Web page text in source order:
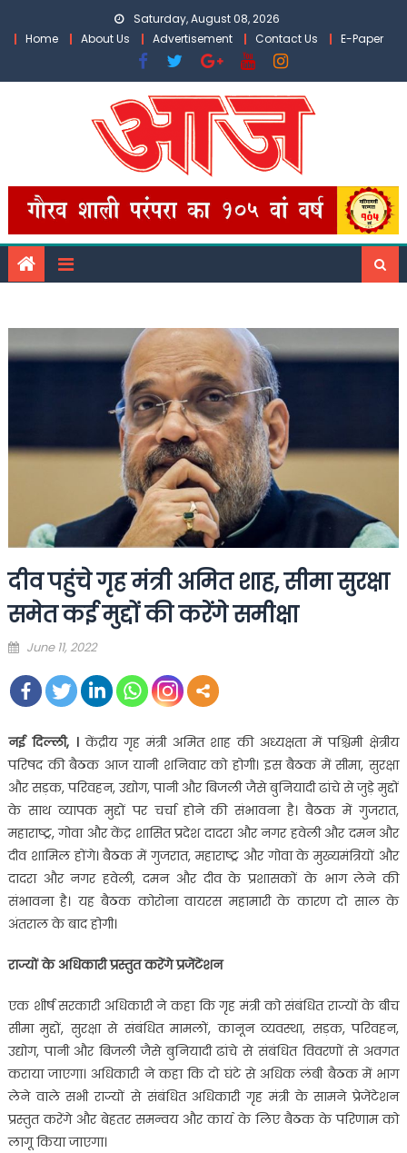
Saturday, August 08, 2026
Home
About Us Advertisement Contact Us E-Paper
दीव पहुंचे गृह मंत्री अमित शाह, सीमा सुरक्षा
समेत कई मुद्दों की करेंगे समीक्षा
Posted
June 11, 2022
नई दिल्ली, ।केंद्रीय गृह मंत्री अमित शाह की अध्यक्षता में पश्चिमी क्षेत्रीय
परिषद की बैठक आज यानी शनिवार को होगी। इस बैठक में सीमा, सुरक्षा
और सड़क, परिवहन, उद्योग, पानी और बिजली जैसे बुनियादी ढांचे से जुड़े मुद्दों
के साथ व्यापक मुद्दों पर चर्चा होने की संभावना है। बैठक में गुजरात,
महाराष्ट्र, गोवा और केंद्र शासित प्रदेश दादरा और नगर हवेली और दमन और
दीव शामिल होंगे। बैठक में गुजरात, महाराष्ट्र और गोवा के मुख्यमंत्रियों और
दादरा और नगर हवेली, दमन और दीव के प्रशासकों के भाग लेने की
संभावना है। यह बैठक कोरोना वायरस महामारी के कारण दो साल के
अंतराल के बाद होगी।
राज्यों के अधिकारी प्रस्तुत करेंगे प्रजेंटेंशन
एक शीर्ष सरकारी अधिकारी ने कहा कि गृह मंत्री को संबंधित राज्यों के बीच
सीमा मुद्दों, सुरक्षा से संबंधित मामलों, कानून व्यवस्था, सड़क, परिवहन,
उद्योग, पानी और बिजली जैसे बुनियादी ढांचे से संबंधित विवरणों से अवगत
कराया जाएगा। अधिकारी ने कहा कि दो घंटे से अधिक लंबी बैठक में भाग
लेने वाले सभी राज्यों से संबंधित अधिकारी गृह मंत्री के सामने प्रेजेंटेशन
प्रस्तुत करेंगे और बेहतर समन्वय और कार्य के लिए बैठक के परिणाम को
लागू किया जाएगा।